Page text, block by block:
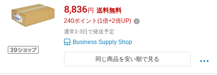
8,836 円 送料無料
240ポイント (1倍+2倍UP)
通常1-3日で発送予定
Business Supply Shop
同じ商品を安い順で見る